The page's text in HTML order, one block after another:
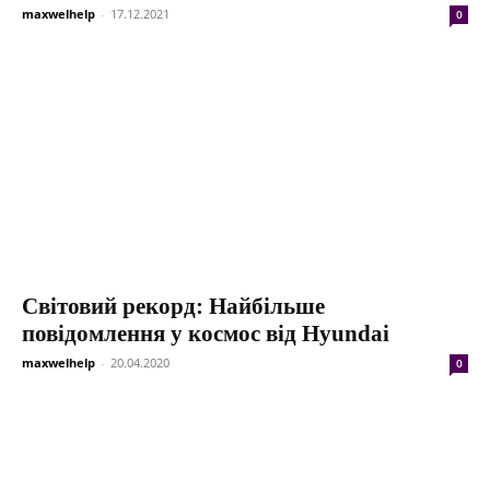
maxwelhelp - 17.12.2021 0
Світовий рекорд: Найбільше
повідомлення у космос від Hyundai
maxwelhelp - 20.04.2020 0